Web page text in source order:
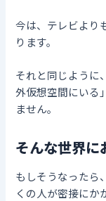
今は、テレビより
ります。
それと同じように
外仮想空間にいる
ません。
そんな世界に
もしそうなったら
くの人が密接にか